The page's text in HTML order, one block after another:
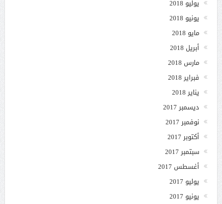
يوليو 2018
يونيو 2018
مايو 2018
أبريل 2018
مارس 2018
فبراير 2018
يناير 2018
ديسمبر 2017
نوفمبر 2017
أكتوبر 2017
سبتمبر 2017
أغسطس 2017
يوليو 2017
يونيو 2017